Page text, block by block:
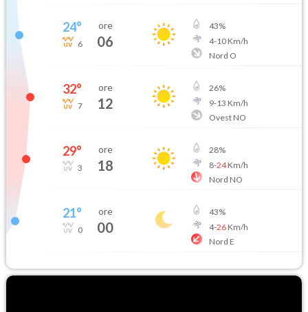
24°
6
ore
06
43%
4-10Km/h
Nord O
32°
7
ore
12
26%
9-13 Km/h
Ovest NO
29°
3
ore
18
28%
8-24Km/h
Nord NO
21°
0
ore
00
43%
4-26Km/h
Nord E